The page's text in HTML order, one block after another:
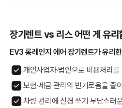
장기렌트 vs 리스 어떤 게 유리
EV3 롱레인지 에어 장기렌트가 유리
개인사업자·법인으로 비용처리
보험·세금 관리의 번거로움을 줄
차량 관리에 신경 쓰기 부담스러